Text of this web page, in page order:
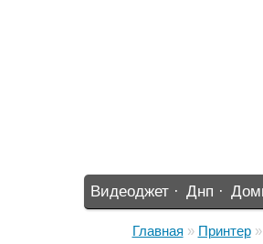
Видеоджет · Днп ·
Главная » Принтер